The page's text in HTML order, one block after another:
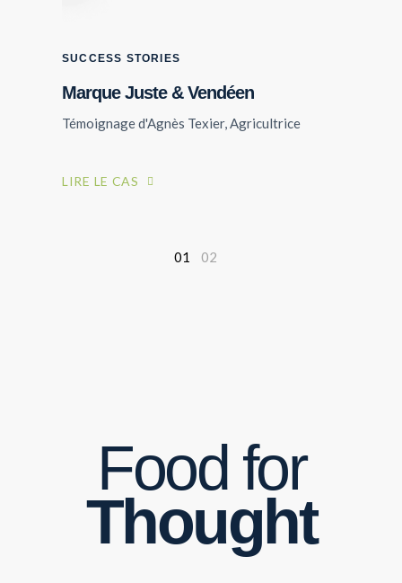
SUCCESS STORIES
Marque Juste & Vendéen
Témoignage d'Agnès Texier, Agricultrice
LIRE LE CAS
0
Food for
Thought